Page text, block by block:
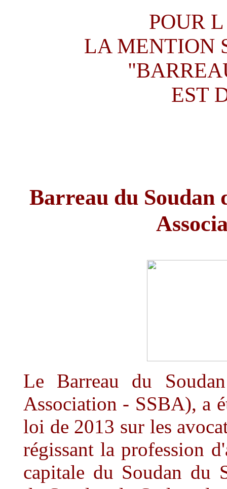
POUR
LA MENTION
EST
Barreau du Soudan
Le Barreau du
Association - SSBA), a
loi de 2013 sur les
régissant la profession
capitale du Soudan du